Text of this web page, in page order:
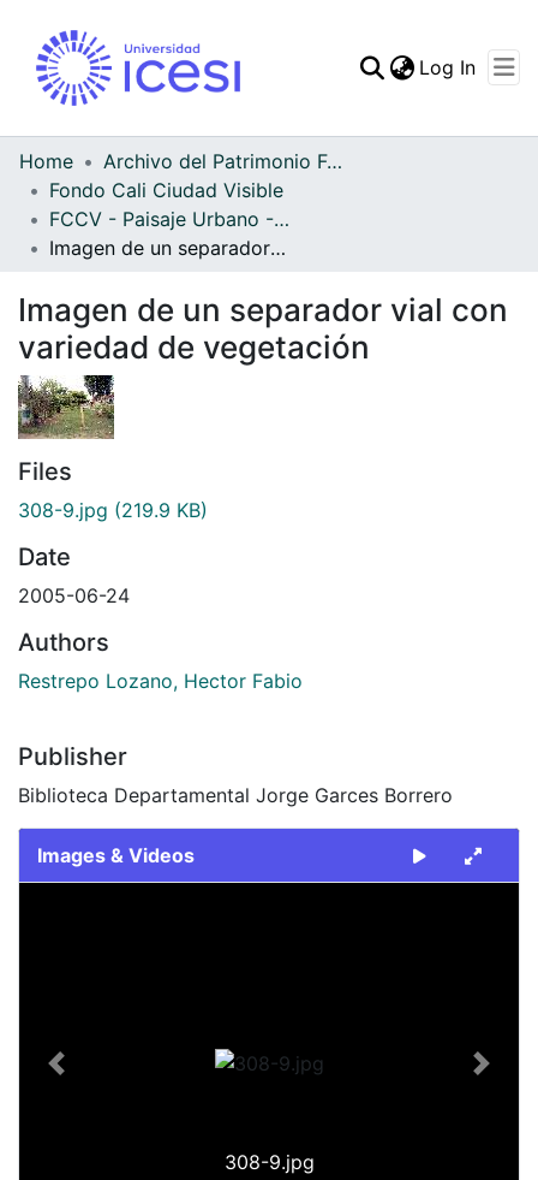
Log In
Home
Archivo del Patrimonio Fotográfico y Fílmico del Valle del Cauca
Fondo Cali Ciudad Visible
FCCV - Paisaje Urbano - Patrimonial
Imagen de un separador vial con variedad de vegetación
Imagen de un separador vial con
variedad de vegetación
Files
308-9.jpg (219.9 KB)
Date
2005-06-24
Authors
Restrepo Lozano, Hector Fabio
Publisher
Biblioteca Departamental Jorge Garces Borrero
Images & Videos
308-9.jpg
Previous Next